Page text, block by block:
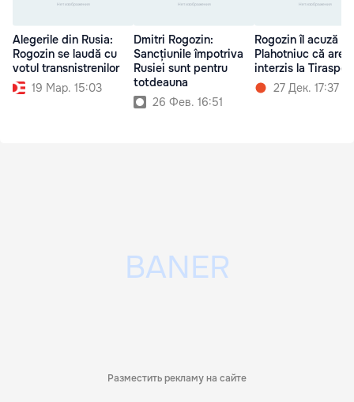
Alegerile din Rusia:
Rogozin se laudă cu
votul transnistrenilor
19 Мар. 15:03
Dmitri Rogozin:
Sancțiunile împotriva
Rusiei sunt pentru
totdeauna
26 Фев. 16:51
Rogozin îl acuză pe
Plahotniuc că are
interzis la Tiraspol
27 Дек. 17:37
Разместить рекламу на сайте